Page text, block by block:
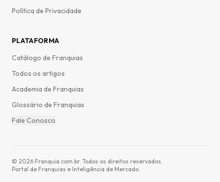
Política de Privacidade
PLATAFORMA
Catálogo de Franquias
Todos os artigos
Academia de Franquias
Glossário de Franquias
Fale Conosco
© 2026 Franquia.com.br. Todos os direitos reservados.
Portal de Franquias e Inteligência de Mercado.